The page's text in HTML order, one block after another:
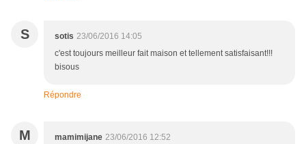
S sotis 23/06/2016 14:05
c'est toujours meilleur fait maison et tellement satisfaisant!!!
bisous
Répondre
M mamimijane 23/06/2016 12:52